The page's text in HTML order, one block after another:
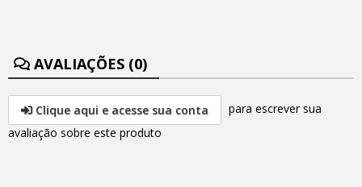
AVALIAÇÕES (0)
Clique aqui e acesse sua conta
para escrever sua
avaliação sobre este produto